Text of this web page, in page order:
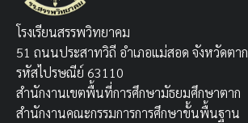
โรงเรียนสรรพวิทยาคม
51 ถนนประสาทวิถี อำเภอแม่สอด จังหวัดตาก
รหัสไปรษณีย์ 63110
สำนักงานเขตพื้นที่การศึกษามัธยมศึกษาตาก
สำนักงานคณะกรรมการการศึกษาขั้นพื้นฐาน